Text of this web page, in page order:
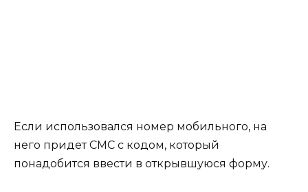
Если использовался номер мобильного, на
него придет СМС с кодом, который
понадобится ввести в открывшуюся форму.